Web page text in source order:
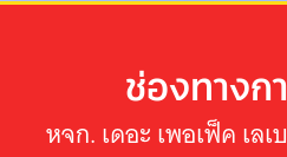
ช่องทาง
หจก. เดอะ เพอเฟ็ค เล